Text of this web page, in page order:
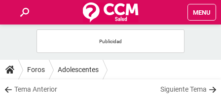
MENU
FOROS
SALUD
Foros Adolescentes
Tema Anterior Siguiente Tema